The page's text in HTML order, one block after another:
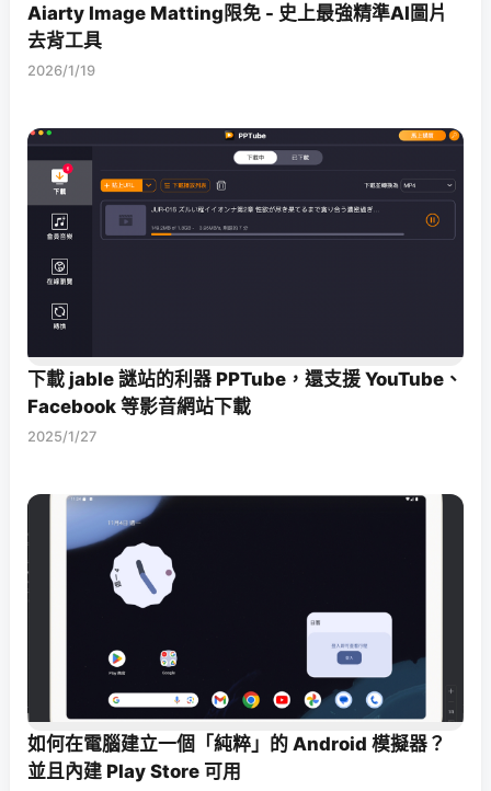
Aiarty Image Matting限免 - 史上最強精準AI圖片
去背工具
2026/1/19
下載 jable 謎站的利器 PPTube，還支援 YouTube、
Facebook 等影音網站下載
2025/1/27
如何在電腦建立一個「純粹」的 Android 模擬器？
並且內建 Play Store 可用